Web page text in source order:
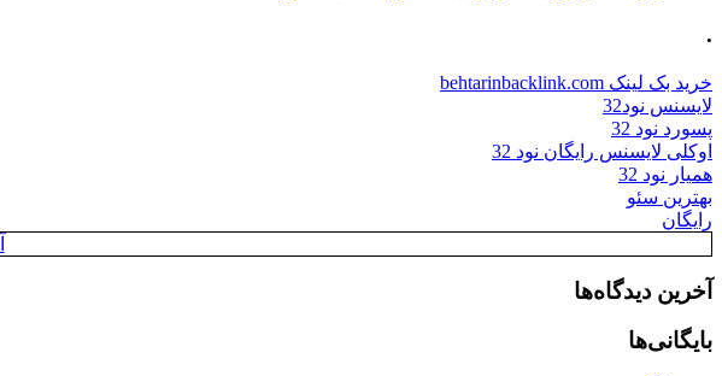
.
خرید بک لینک behtarinbacklink.com
لایسنس نود32
پسورد نود 32
اوکلی لایسنس رایگان نود 32
همیار نود 32
بهترین سئو
رایگان
آخرین دیدگاه‌ها
بایگانی‌ها